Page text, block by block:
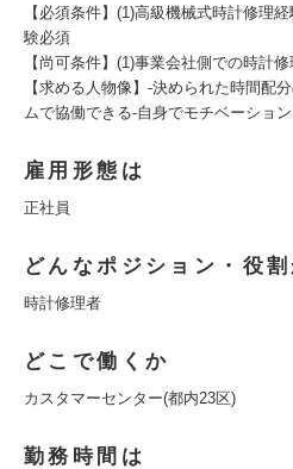
【必須条件】(1)高級機械式時計修理
験必須
【尚可条件】(1)事業会社側での時計
【求める人物像】-決められた時間配
ムで協働できる-自身でモチベーショ
雇用形態は
正社員
どんなポジション・役割
時計修理者
どこで働くか
カスタマーセンター(都内23区)
勤務時間は